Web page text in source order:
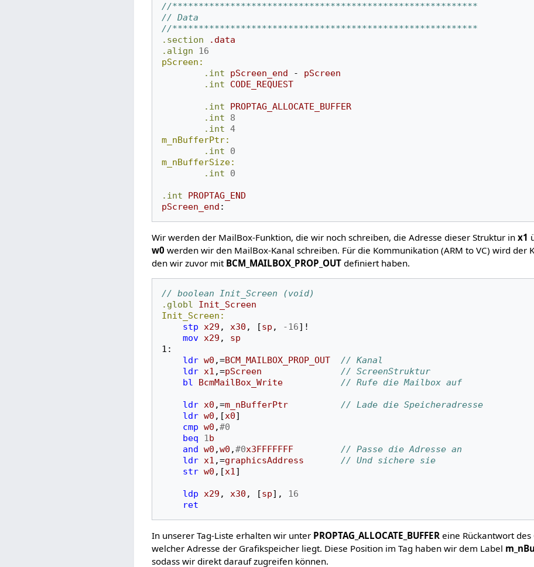
//**********************************************************
// Data
//**********************************************************
.section
.data
.align
16
pScreen:
.int
pScreen_end -
pScreen
.int
CODE_REQUEST
.int
PROPTAG_ALLOCATE_BUFFER
.int
8
.int 4
m_nBufferPtr:
.int
0
m_nBufferSize:
.int
0
.int
PROPTAG_END
pScreen_end :
Wir werden der MailBox-Funktion, die wir noch schreiben, die Adresse dieser Struktur inx1
w0 werden wir den MailBox-Kanal schreiben. Für die Kommunikation (ARM to VC) wird der
den wir zuvor mit BCM_MAILBOX_PROP_OUT definiert haben.
// boolean Init_Screen (void)
.globl
Init_Screen
Init_Screen:
stp x29 , x30 , [sp , -16]!
mov x29 ,
sp
1:
ldr w0 ,=BCM_MAILBOX_PROP_OUT
// Kanal
ldr x1 ,=pScreen
// ScreenStruktur
bl
BcmMailBox_Write // Rufe die Mailbox auf
ldr x0 ,=m_nBufferPtr
// Lade die Speicheradresse
ldr w0 ,[x0]
cmp w0 ,#0
beq
1b
and w0 ,w0 ,#0x3FFFFFFF
// Passe die Adresse an
ldr x1 ,=graphicsAddress
// Und sichere sie
str w0 ,[x1]
ldp x29 , x30 , [sp],
16
ret
In unserer Tag-Liste erhalten wir unter PROPTAG_ALLOCATE_BUFFER eine Rückantwort
welcher Adresse der Grafikspeicher liegt. Diese Position im Tag haben wir dem Label
sodass wir direkt darauf zugreifen können.